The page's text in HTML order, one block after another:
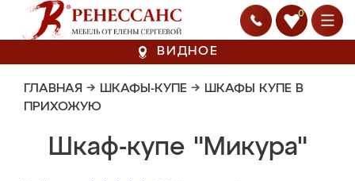
0
ВИДНОЕ
ГЛАВНАЯ → ШКАФЫ-КУПЕ → ШКАФЫ КУПЕ В
ПРИХОЖУЮ
Шкаф-купе "Микура"